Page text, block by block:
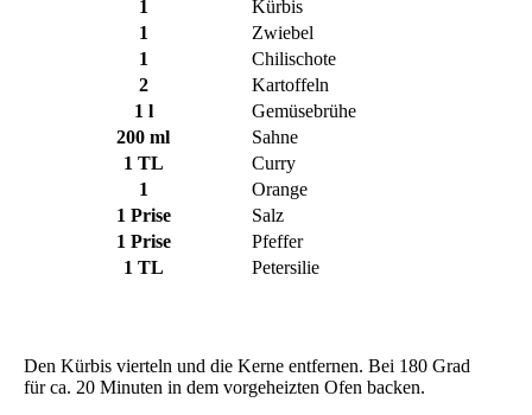
1
Kürbis
1
Zwiebel
1
Chilischote
2
Kartoffeln
1 l
Gemüsebrühe
200 ml
Sahne
1 TL
Curry
1
Orange
1 Prise
Salz
1 Prise
Pfeffer
1 TL Petersilie
Den Kürbis vierteln und die Kerne entfernen. Bei 180 Grad
für ca. 20 Minuten in dem vorgeheizten Ofen backen.